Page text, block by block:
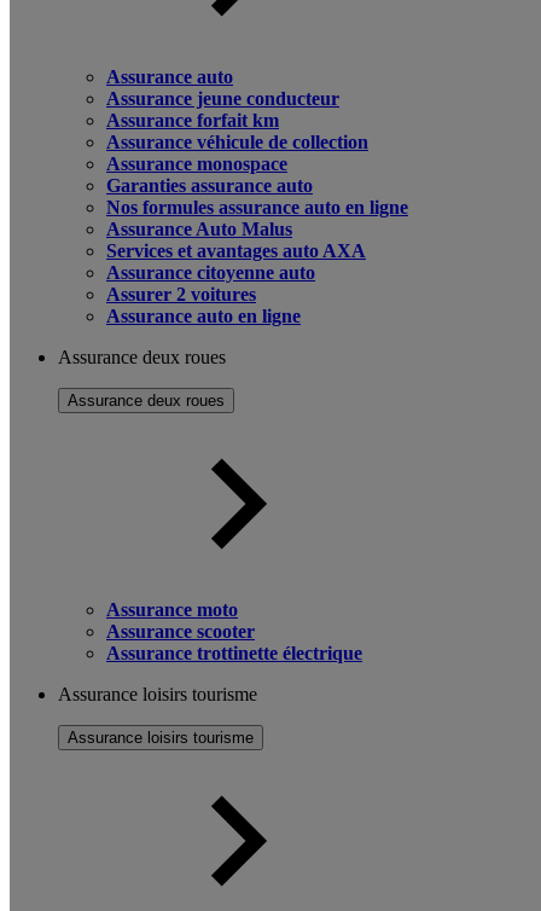
Assurance auto
Assurance jeune conducteur
Assurance forfait km
Assurance véhicule de collection
Assurance monospace
Garanties assurance auto
Nos formules assurance auto en ligne
Assurance Auto Malus
Services et avantages auto AXA
Assurance citoyenne auto
Assurer 2 voitures
Assurance auto en ligne
Assurance deux roues
Assurance deux roues
Assurance moto
Assurance scooter
Assurance trottinette électrique
Assurance loisirs tourisme
Assurance loisirs tourisme